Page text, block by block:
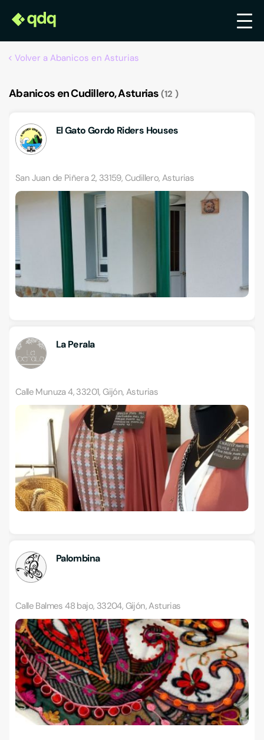
Volver a Abanicos en Asturias
Abanicos en Cudillero, Asturias 12
El Gato Gordo Riders Houses
San Juan de Piñera 2, 33159, Cudillero, Asturias
La Perala
Calle Munuza 4, 33201, Gijón, Asturias
Palombina
Calle Balmes 48 bajo, 33204, Gijón, Asturias